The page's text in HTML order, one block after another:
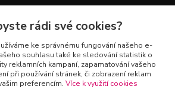
rádi své cookies?
ke správnému fungování našeho e-
souhlasu také ke sledování statistik o
reklamních kampaní, zapamatování vašeho
při používání stránek, či zobrazení reklam
preferencím. Více k využití cookies